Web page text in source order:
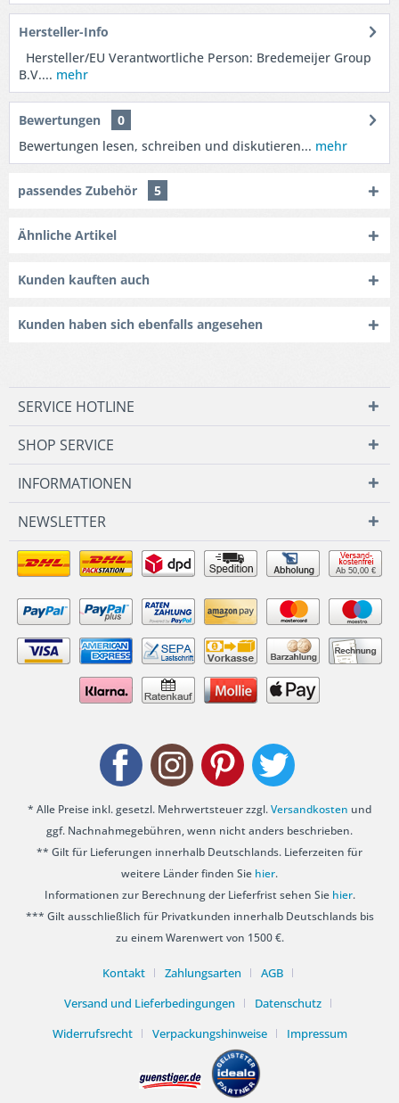
Hersteller-Info
Hersteller/EU Verantwortliche Person: Bredemeijer Group
B.V.... mehr
Bewertungen
0
Bewertungen lesen, schreiben und diskutieren... mehr
passendes Zubehör 5
Ähnliche Artikel
Kunden kauften auch
Kunden haben sich ebenfalls angesehen
SERVICE HOTLINE
SHOP SERVICE
INFORMATIONEN
NEWSLETTER
Ab 50,00 €
* Alle Preise inkl. gesetzl. Mehrwertsteuer zzgl.Versandkosten und
ggf. Nachnahmegebühren, wenn nicht anders beschrieben.
** Gilt für Lieferungen innerhalb Deutschlands. Lieferzeiten für
weitere Länder finden Sie hier.
Informationen zur Berechnung der Lieferfrist sehen Sie hier.
*** Gilt ausschließlich für Privatkunden innerhalb Deutschlands bis
zu einem Warenwert von 1500 €.
Kontakt Zahlungsarten
AGB
Versand und Lieferbedingungen
Datenschutz
Widerrufsrecht
Verpackungshinweise Impressum